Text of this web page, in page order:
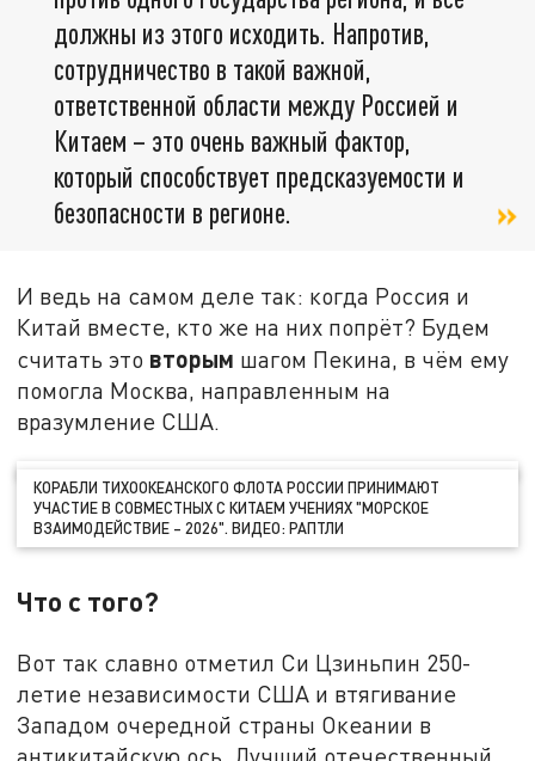
должны из этого исходить. Напротив,
сотрудничество в такой важной,
ответственной области между Россией и
Китаем – это очень важный фактор,
который способствует предсказуемости и
безопасности в регионе.
И ведь на самом деле так: когда Россия и
Китай вместе, кто же на них попрёт? Будем
считать это вторым шагом Пекина, в чём ему
помогла Москва, направленным на
вразумление США.
КОРАБЛИ ТИХООКЕАНСКОГО ФЛОТА РОССИИ ПРИНИМАЮТ
УЧАСТИЕ В СОВМЕСТНЫХ С КИТАЕМ УЧЕНИЯХ "МОРСКОЕ
ВЗАИМОДЕЙСТВИЕ – 2026". ВИДЕО: РАПТЛИ
Что с того?
Вот так славно отметил Си Цзиньпин 250-
летие независимости США и втягивание
Западом очередной страны Океании в